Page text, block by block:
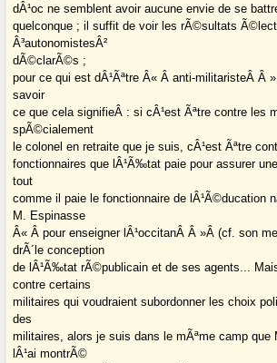
dÂ¹oc ne semblent avoir aucune envie de se
quelconque ; il suffit de voir les rÃ©sultats
Â³autonomistesÂ²
dÃ©clarÃ©s ;
pour ce qui est dÂ¹Ãªtre Â« Â anti-militaristeÂ Â
savoir
ce que cela signifieÂ : si cÂ¹est Ãªtre contre les
spÃ©cialement
le colonel en retraite que je suis, cÂ¹est Ãªtre
fonctionnaires que lÂ¹Ã‰tat paie pour assurer
tout
comme il paie le fonctionnaire de lÂ¹Ã©ducation
M. Espinasse
Â« Â pour enseigner lÂ¹occitanÂ Â »Â (cf. son
drÃ´le conception
de lÂ¹Ã‰tat rÃ©publicain et de ses agents...
contre certains
militaires qui voudraient subordonner les choix
des
militaires, alors je suis dans le mÃªme camp que
lÂ¹ai montrÃ©